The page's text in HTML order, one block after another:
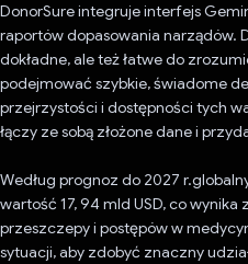
DonorSure integruje interfejs
raportów dopasowania narządów.
dokładne, ale też łatwe do
podejmować szybkie, świadome
przejrzystości i dostępności tych
łączy ze sobą złożone dane i
Według prognoz do 2027
wartość 17, 94 mld USD, co
przeszczepy i postępów w
sytuacji, aby zdobyć znaczny